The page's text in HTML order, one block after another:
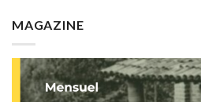
MAGAZINE